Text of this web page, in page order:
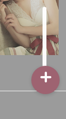
知識